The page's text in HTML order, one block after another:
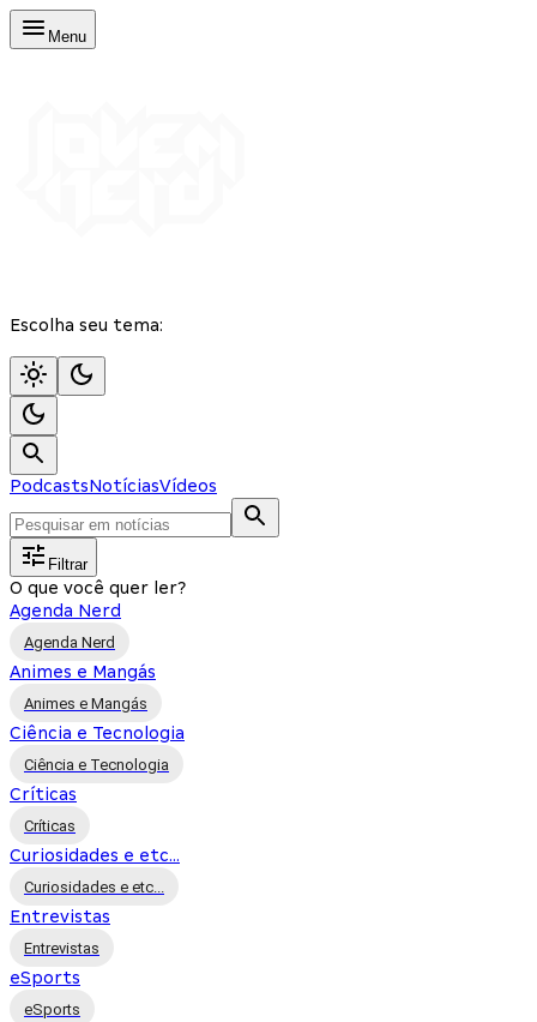
Menu
Escolha seu tema:
PodcastsNotíciasVídeos
Filtrar
O que você quer ler?
Agenda Nerd
Agenda Nerd
Animes e Mangás
Animes e Mangás
Ciência e Tecnologia
Ciência e Tecnologia
Críticas
Críticas
Curiosidades e etc...
Curiosidades e etc...
Entrevistas
Entrevistas
eSports
eSports